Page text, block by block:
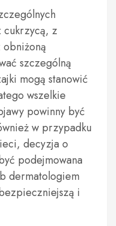
cukrzycą, z
szczególną
mogą stanowić
wszelkie
powinny być
w przypadku
decyzja o
podejmowana
dermatologiem
i